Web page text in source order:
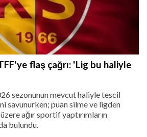
flaş çağrı: 'Lig bu haliyle
sezonunun mevcut haliyle tescil
savunurken; puan silme ve ligden
ağır sportif yaptırımların
bulundu.